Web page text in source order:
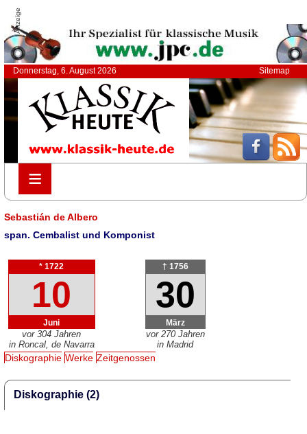
Anzeige
Donnerstag, 6. August 2026 Sitemap
≡
≡
Sebastián de Albero
span. Cembalist und Komponist
* 1722
10
Juni
vor 304 Jahren
in Roncal, de Navarra
† 1756
30
März
vor 270 Jahren
in Madrid
Diskographie Werke Zeitgenossen
Diskographie (2)